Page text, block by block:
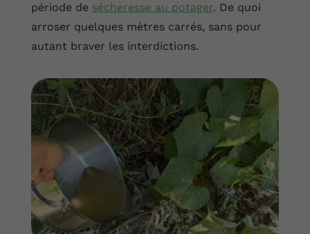
période de sécheresse au potager. De quoi
arroser quelques mètres carrés, sans pour
autant braver les interdictions.